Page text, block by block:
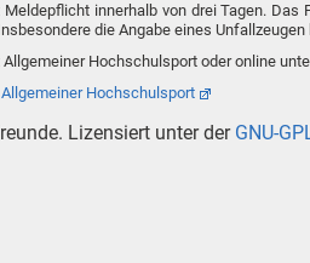
innerhalb von drei Tagen.
die Angabe eines
Hochschulsport oder online
Hochschulsport
Lizensiert unter der GNU-